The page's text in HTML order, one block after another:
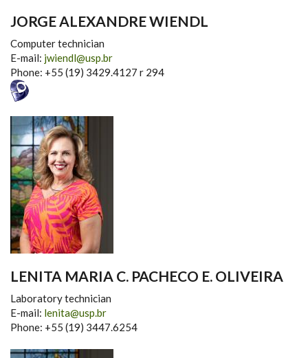
JORGE ALEXANDRE WIENDL
Computer technician
E-mail: jwiendl@usp.br
Phone: +55 (19) 3429.4127 r 294
LENITA MARIA C. PACHECO E. OLIVEIRA
Laboratory technician
E-mail: lenita@usp.br
Phone: +55 (19) 3447.6254